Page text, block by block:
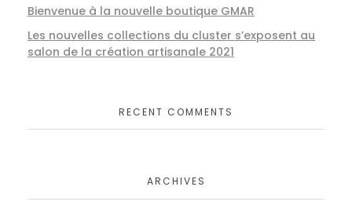
Bienvenue à la nouvelle boutique GMAR
Les nouvelles collections du cluster s’exposent au
salon de la création artisanale 2021
RECENT COMMENTS
ARCHIVES